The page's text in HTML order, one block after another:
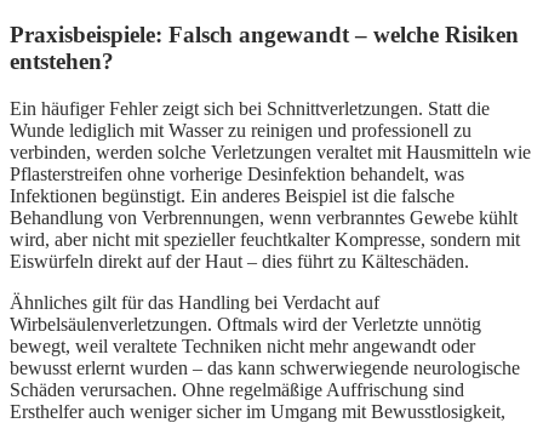
Praxisbeispiele: Falsch angewandt – welche Risiken
entstehen?
Ein häufiger Fehler zeigt sich bei Schnittverletzungen. Statt die
Wunde lediglich mit Wasser zu reinigen und professionell zu
verbinden, werden solche Verletzungen veraltet mit Hausmitteln wie
Pflasterstreifen ohne vorherige Desinfektion behandelt, was
Infektionen begünstigt. Ein anderes Beispiel ist die falsche
Behandlung von Verbrennungen, wenn verbranntes Gewebe kühlt
wird, aber nicht mit spezieller feuchtkalter Kompresse, sondern mit
Eiswürfeln direkt auf der Haut – dies führt zu Kälteschäden.
Ähnliches gilt für das Handling bei Verdacht auf
Wirbelsäulenverletzungen. Oftmals wird der Verletzte unnötig
bewegt, weil veraltete Techniken nicht mehr angewandt oder
bewusst erlernt wurden – das kann schwerwiegende neurologische
Schäden verursachen. Ohne regelmäßige Auffrischung sind
Ersthelfer auch weniger sicher im Umgang mit Bewusstlosigkeit,